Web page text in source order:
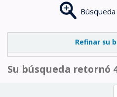
Refinar su
Su búsqueda retornó